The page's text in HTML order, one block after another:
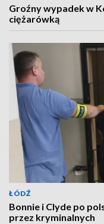
Groźny wypadek w
ciężarówką
ŁÓDŹ
Bonnie i Clyde po
przez kryminalnych